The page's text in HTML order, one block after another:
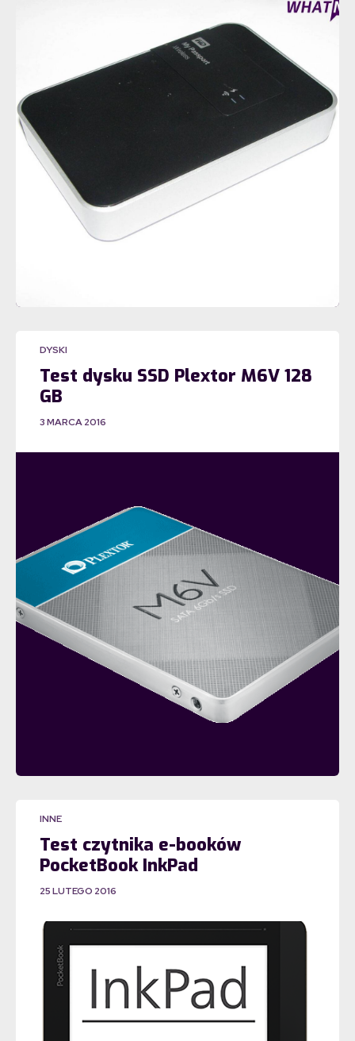
DYSKI
Test dysku SSD Plextor M6V 128
GB
3 MARCA 2016
INNE
Test czytnika e-booków
PocketBook InkPad
25 LUTEGO 2016